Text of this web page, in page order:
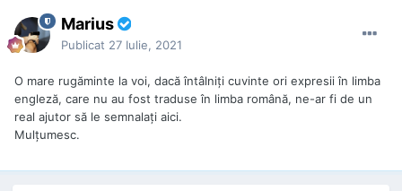
Marius
Publicat 27 Iulie, 2021
O mare rugăminte la voi, dacă întâlniţi cuvinte ori expresii în limba
engleză, care nu au fost traduse în limba română, ne-ar fi de un
real ajutor să le semnalaţi aici.
Mulţumesc.